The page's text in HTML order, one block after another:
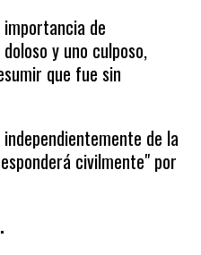
de
y uno culposo,
que fue sin
de la
civilmente" por